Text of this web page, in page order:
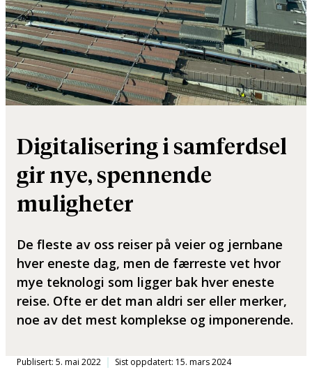
Digitalisering i samferdsel
gir nye, spennende
muligheter
De fleste av oss reiser på veier og jernbane
hver eneste dag, men de færreste vet hvor
mye teknologi som ligger bak hver eneste
reise. Ofte er det man aldri ser eller merker,
noe av det mest komplekse og imponerende.
Publisert: 5. mai 2022 Sist oppdatert: 15. mars 2024